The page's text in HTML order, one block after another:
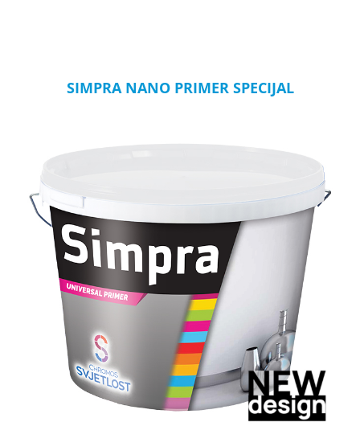
SIMPRA NANO PRIMER SPECIJAL